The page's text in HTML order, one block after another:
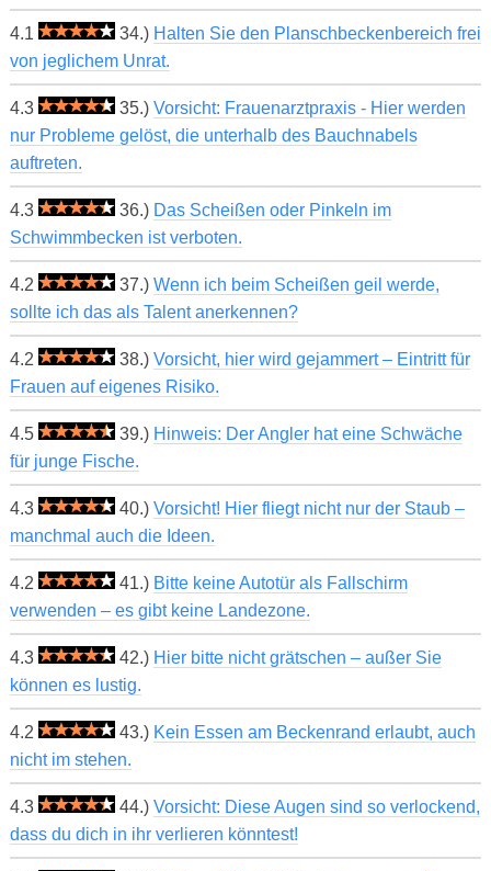
4.1 34.) Halten Sie den Planschbeckenbereich frei
von jeglichem Unrat.
4.3 35.) Vorsicht: Frauenarztpraxis - Hier werden
nur Probleme gelöst, die unterhalb des Bauchnabels
auftreten.
4.3 36.) Das Scheißen oder Pinkeln im
Schwimmbecken ist verboten.
4.2 37.) Wenn ich beim Scheißen geil werde,
sollte ich das als Talent anerkennen?
4.2 38.) Vorsicht, hier wird gejammert – Eintritt für
Frauen auf eigenes Risiko.
4.5 39.) Hinweis: Der Angler hat eine Schwäche
für junge Fische.
4.3 40.) Vorsicht! Hier fliegt nicht nur der Staub –
manchmal auch die Ideen.
4.2 41.) Bitte keine Autotür als Fallschirm
verwenden – es gibt keine Landezone.
4.3 42.) Hier bitte nicht grätschen – außer Sie
können es lustig.
4.2 43.) Kein Essen am Beckenrand erlaubt, auch
nicht im stehen.
4.3 44.) Vorsicht: Diese Augen sind so verlockend,
dass du dich in ihr verlieren könntest!